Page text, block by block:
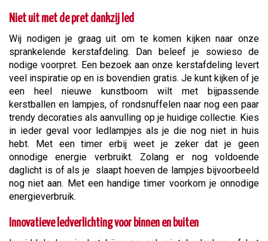
Niet uit met de pret dankzij led
Wij nodigen je graag uit om te komen kijken naar onze
sprankelende kerstafdeling. Dan beleef je sowieso de
nodige voorpret. Een bezoek aan onze kerstafdeling levert
veel inspiratie op en is bovendien gratis. Je kunt kijken of je
een heel nieuwe kunstboom wilt met bijpassende
kerstballen en lampjes, of rondsnuffelen naar nog een paar
trendy decoraties als aanvulling op je huidige collectie. Kies
in ieder geval voor ledlampjes als je die nog niet in huis
hebt. Met een timer erbij weet je zeker dat je geen
onnodige energie verbruikt. Zolang er nog voldoende
daglicht is of als je slaapt hoeven de lampjes bijvoorbeeld
nog niet aan. Met een handige timer voorkom je onnodige
energieverbruik.
Innovatieve ledverlichting voor binnen en buiten